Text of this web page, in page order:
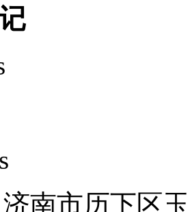
南市历下区